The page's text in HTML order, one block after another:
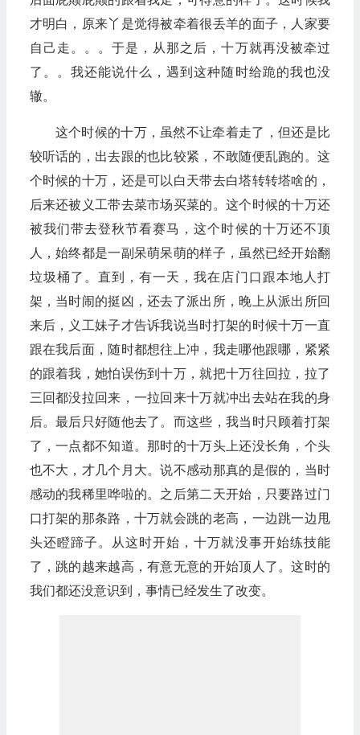
才明白，原来丫是觉得被牵着很丢羊的面子，人家要
自己走。。。于是，从那之后，十万就再没被牵过
了。。我还能说什么，遇到这种随时给跪的我也没
辙。
这个时候的十万，虽然不让牵着走了，但还是比
较听话的，出去跟的也比较紧，不敢随便乱跑的。这
个时候的十万，还是可以白天带去白塔转转塔啥的，
后来还被义工带去菜市场买菜的。这个时候的十万还
被我们带去登秋节看赛马，这个时候的十万还不顶
人，始终都是一副呆萌呆萌的样子，虽然已经开始翻
垃圾桶了。直到，有一天，我在店门口跟本地人打
架，当时闹的挺凶，还去了派出所，晚上从派出所回
来后，义工妹子才告诉我说当时打架的时候十万一直
跟在我后面，随时都想往上冲，我走哪他跟哪，紧紧
的跟着我，她怕误伤到十万，就把十万往回拉，拉了
三回都没拉回来，一拉回来十万就冲出去站在我的身
后。最后只好随他去了。而这些，我当时只顾着打架
了，一点都不知道。那时的十万头上还没长角，个头
也不大，才几个月大。说不感动那真的是假的，当时
感动的我稀里哗啦的。之后第二天开始，只要路过门
口打架的那条路，十万就会跳的老高，一边跳一边甩
头还瞪蹄子。从这时开始，十万就没事开始练技能
了，跳的越来越高，有意无意的开始顶人了。这时的
我们都还没意识到，事情已经发生了改变。